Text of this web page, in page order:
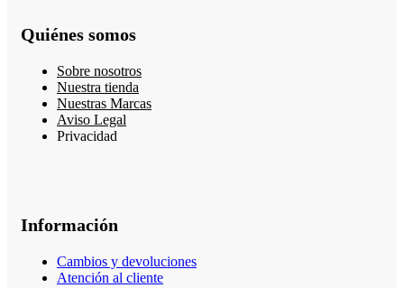
Quiénes somos
Sobre nosotros
Nuestra tienda
Nuestras Marcas
Aviso Legal
Privacidad
Información
Cambios y devoluciones
Atención al cliente